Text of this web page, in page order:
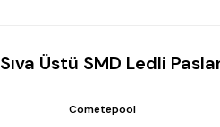
Sıva Üstü SMD Ledli
Cometepool